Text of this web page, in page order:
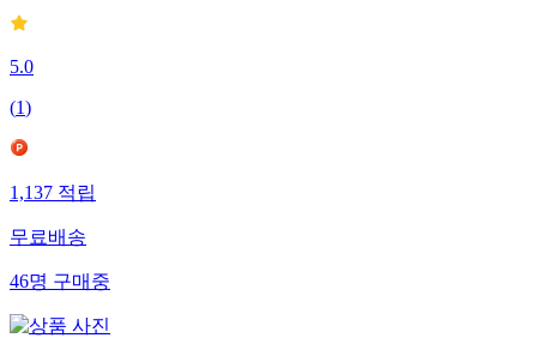
5.0
(1)
1,137적립
무료배송
46명구매중